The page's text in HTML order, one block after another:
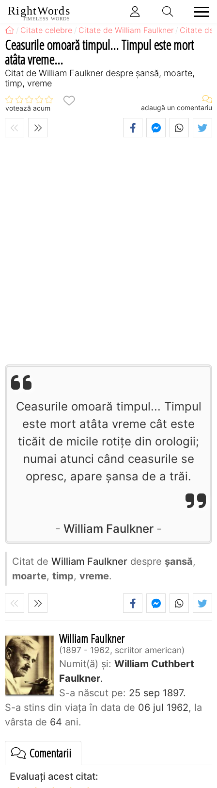
RightWords
TIMELESS WORDS
Citate celebre Citate de William Faulkner Citate de
Ceasurile omoară timpul... Timpul este mort
atâta vreme...
Citat de William Faulkner despre șansă, moarte,
timp, vreme
votează acum adaugă un comentariu
Ceasurile omoară timpul... Timpul
este mort atâta vreme cât este
ticăit de micile rotiţe din orologii;
numai atunci când ceasurile se
opresc, apare şansa de a trăi.
William Faulkner
Citat de William Faulkner despre șansă,
moarte, timp, vreme.
William Faulkner
1897 - 1962, scriitor american
Numit(ă) și: William Cuthbert
Faulkner.
S-a născut pe: 25 sep 1897.
S-a stins din viaţa în data de 06 jul 1962, la
vârsta de 64 ani.
Comentarii
Evaluați acest citat: